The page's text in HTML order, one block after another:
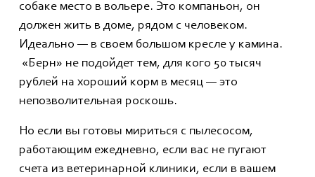
собаке место в вольере. Это компаньон, он
должен жить в доме, рядом с человеком.
Идеально — в своем большом кресле у камина.
«Берн» не подойдет тем, для кого 50 тысяч
рублей на хороший корм в месяц — это
непозволительная роскошь.
Но если вы готовы мириться с пылесосом,
работающим ежедневно, если вас не пугают
счета из ветеринарной клиники, если в вашем